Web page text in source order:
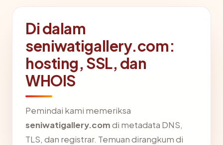
Di dalam
seniwatigallery.com:
hosting, SSL, dan
WHOIS
Pemindai kami memeriksa
seniwatigallery.comdi metadata DNS,
TLS, dan registrar. Temuan dirangkum di